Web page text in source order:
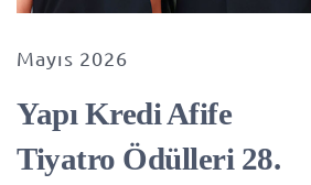
Mayıs 2026
Yapı Kredi Afife
Tiyatro Ödülleri 28.